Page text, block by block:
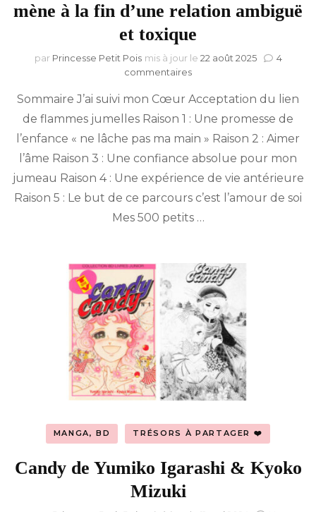
mène à la fin d’une relation ambiguë
et toxique
par Princesse Petit Pois mis à jour le 22 août 2025
4
commentairessur
jumelles :
La
complétude
mène
à
fin
d’une
relation
Sommaire J’ai suivi mon Cœur Acceptation du lien
de flammes jumelles Raison 1 : Une promesse de
l’enfance « ne lâche pas ma main » Raison 2 : Aimer
l’âme Raison 3 : Une confiance absolue pour mon
jumeau Raison 4 : Une expérience de vie antérieure
Raison 5 : Le but de ce parcours c’est l’amour de soi
Mes 500 petits …
MANGA, BD TRÉSORS À PARTAGER ❤️
Candy de Yumiko Igarashi & Kyoko
Mizuki